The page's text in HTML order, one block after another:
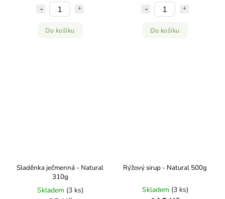
Do košíku Do košíku
Sladěnka ječmenná - Natural
310g
Skladem (3 ks)
Rýžový sirup - Natural 500g
Skladem (3 ks)